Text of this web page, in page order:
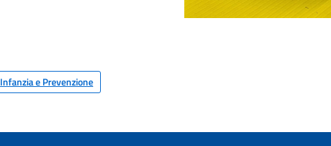
Infanzia e Prevenzione